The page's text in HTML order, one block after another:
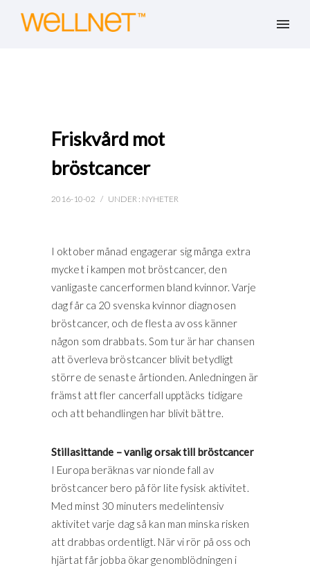
Friskvård mot
bröstcancer
2016-10-02 / UNDER : NYHETER
I oktober månad engagerar sig många extra
mycket i kampen mot bröstcancer, den
vanligaste cancerformen bland kvinnor. Varje
dag får ca 20 svenska kvinnor diagnosen
bröstcancer, och de flesta av oss känner
någon som drabbats. Som tur är har chansen
att överleva bröstcancer blivit betydligt
större de senaste årtionden. Anledningen är
främst att fler cancerfall upptäcks tidigare
och att behandlingen har blivit bättre.
Stillasittande – vanlig orsak till bröstcancer
I Europa beräknas var nionde fall av
bröstcancer bero på för lite fysisk aktivitet.
Med minst 30 minuters medelintensiv
aktivitet varje dag så kan man minska risken
att drabbas ordentligt. När vi rör på oss och
hjärtat får jobba ökar genomblödningen i